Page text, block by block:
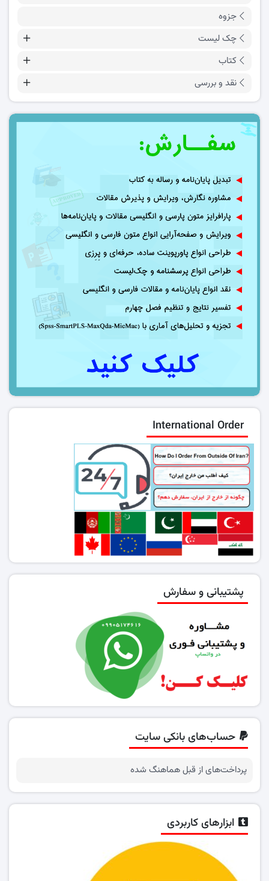
جزوه
چک لیست
کتاب
نقد و بررسی
International Order
پشتیبانی و سفارش
حساب‌های بانکی سایت
پرداخت‌های از قبل هماهنگ شده
ابزارهای کاربردی